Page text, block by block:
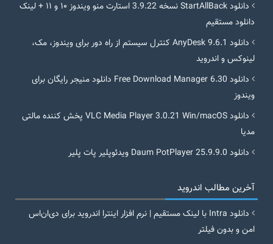
دانلود StartAllBack نسخه 3.9.22 استارت منو ویندوز ۱۰ و ۱۱ + لینک
دانلود مستقیم
دانلود AnyDesk 9.6.1 کنترل سیستم از راه دور برای ویندوز، مک،
لینوکس و اندروید
دانلود Free Download Manager 6.30 دانلود منیجر رایگان برای
ویندوز
دانلود VLC Media Player 3.0.21 Win/macOS پخش کننده مالتی
مدیا
دانلود Daum PotPlayer 25.9.9.0 ویدئوپلیر پات پلیر
آخرین مطالب اندروید
دانلود Intra با لینک مستقیم | نرم افزار اینترا اندروید برای دی‌ان‌اس
امن و بدون فیلتر